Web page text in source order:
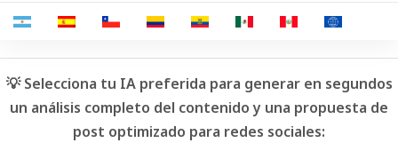
💡 Selecciona tu IA preferida para generar en segundos
un análisis completo del contenido y una propuesta de
post optimizado para redes sociales: